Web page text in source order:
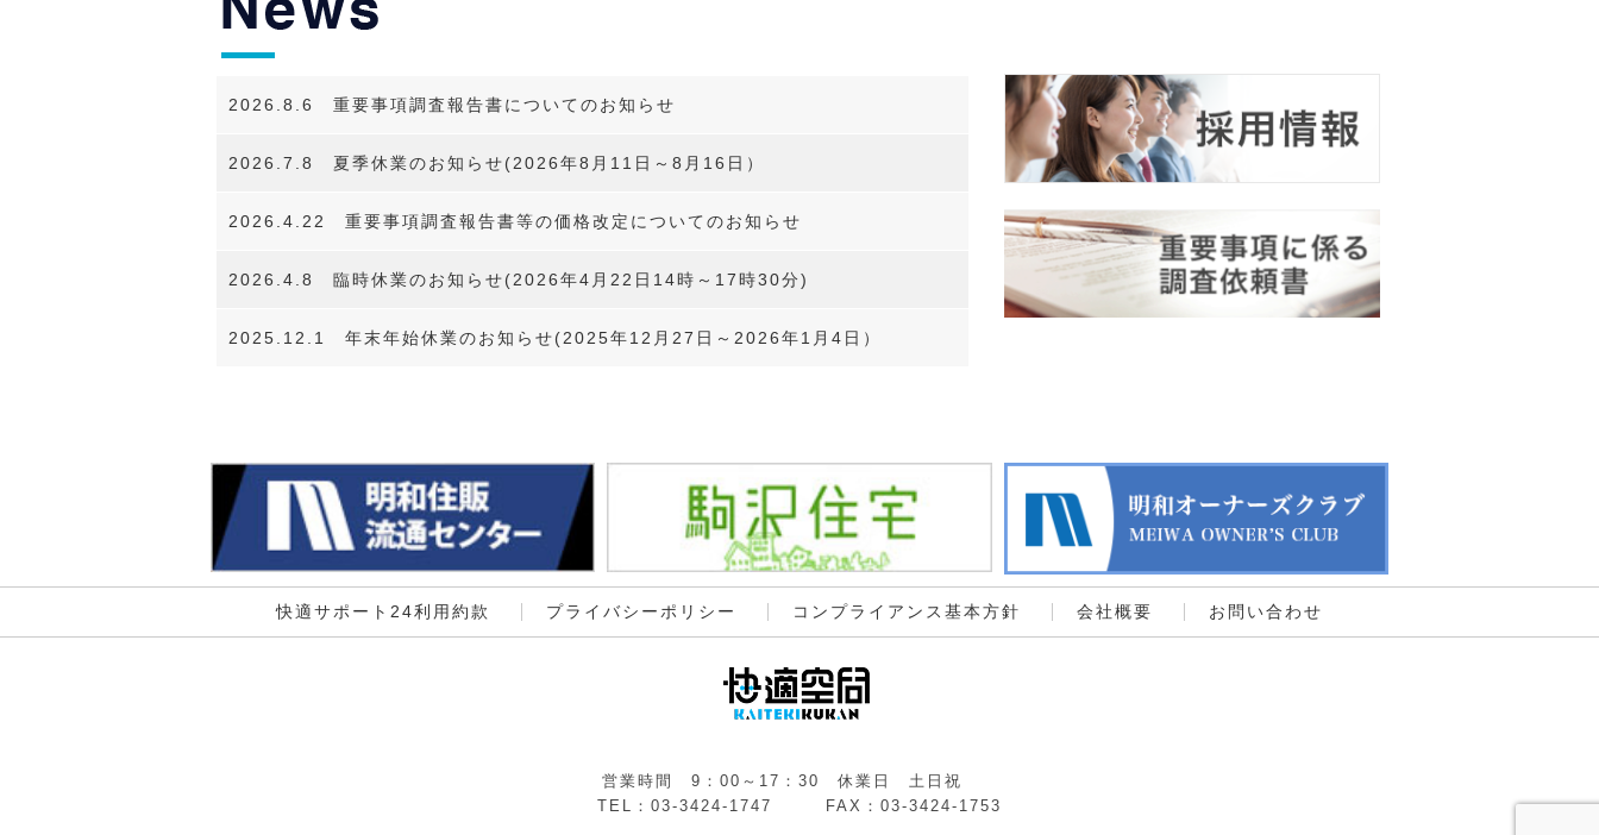
2026.8.6 重要事項調査報告書についてのお知らせ
2026.7.8 夏季休業のお知らせ(2026年8月11日～8月16日）
2026.4.22 重要事項調査報告書等の価格改定についてのお知らせ
2026.4.8 臨時休業のお知らせ(2026年4月22日14時～17時30分)
2025.12.1 年末年始休業のお知らせ(2025年12月27日～2026年1月4日）
快適サポート24利用約款 プライバシーポリシー コンプライアンス基本方針 会社概要 お問い合わせ
営業時間 9：00～17：30 休業日 土日祝
TEL：03-3424-1747 FAX：03-3424-1753